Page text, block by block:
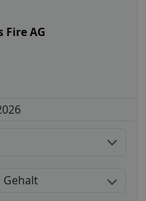
Fire AG
Gehalt